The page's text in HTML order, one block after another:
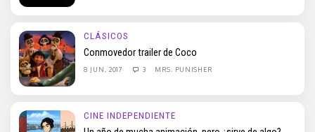
CLÁSICOS
Conmovedor trailer de Coco
8 JUN, 2017 3 MRS. PUNISHER
CINE INDEPENDIENTE